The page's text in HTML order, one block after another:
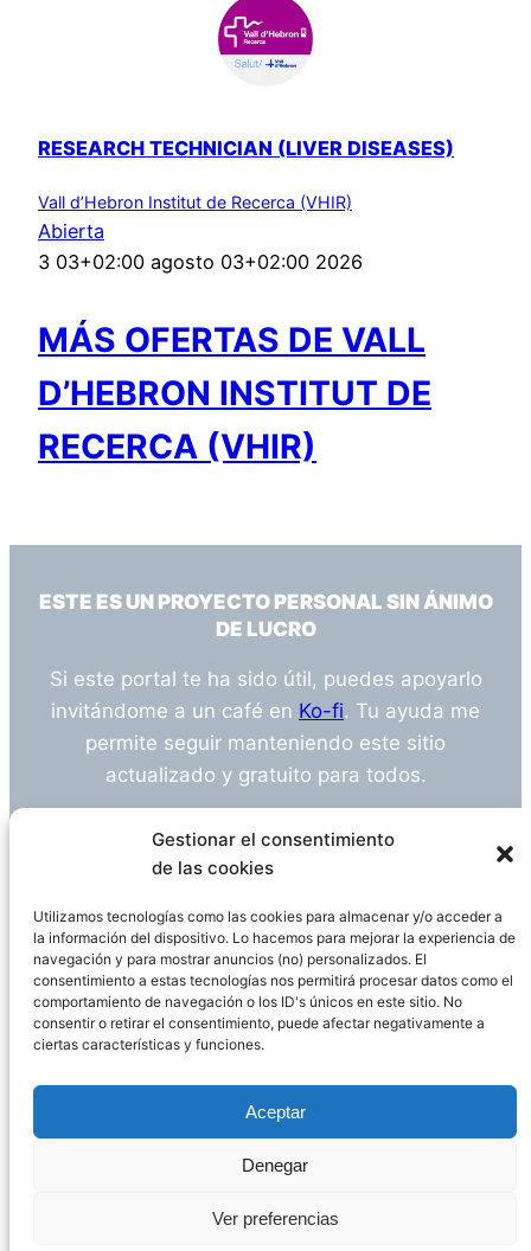
Gestionar el consentimiento
de las cookies
Utilizamos tecnologías como las cookies para almacenar y/o acceder a
la información del dispositivo. Lo hacemos para mejorar la experiencia de
navegación y para mostrar anuncios (no) personalizados. El
consentimiento a estas tecnologías nos permitirá procesar datos como el
comportamiento de navegación o los ID's únicos en este sitio. No
consentir o retirar el consentimiento, puede afectar negativamente a
ciertas características y funciones.
Aceptar
Denegar
Ver preferencias
RESEARCH TECHNICIAN (LIVER DISEASES)
Vall d’Hebron Institut de Recerca (VHIR)
Abierta
3 03+02:00 agosto 03+02:00 2026
MÁS OFERTAS DE VALL
D’HEBRON INSTITUT DE
RECERCA (VHIR)
ESTE ES UN PROYECTO PERSONAL SIN ÁNIMO
DE LUCRO
Si este portal te ha sido útil, puedes apoyarlo
invitándome a un café en Ko-fi. Tu ayuda me
permite seguir manteniendo este sitio
actualizado y gratuito para todos.
¿Tienes alguna duda o sugerencia? Escríbeme
info@empleosanitarioinvestigacion.es
Descargo de Responsabilidad
Declaración de Privacidad Política de cookies
WordPress
Página administrada por Javier Ripoll